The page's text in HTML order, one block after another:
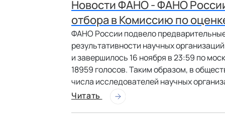
Новости ФАНО - ФАНО
отбора в Комиссию по
ФАНО России подвело
результативности научных
и завершилось 16 ноября в 23:59 по
18959 голосов. Таким образом, в
числа исследователей научных
Читать